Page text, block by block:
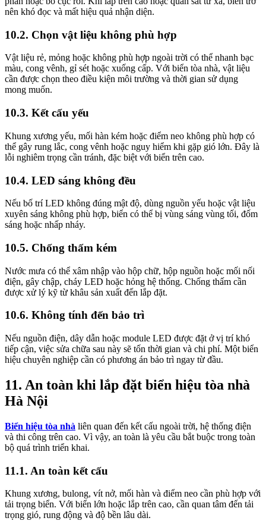
nên khó đọc và mất hiệu quả nhận diện.
10.2. Chọn vật liệu không phù hợp
Vật liệu rẻ, mỏng hoặc không phù hợp ngoài trời có thể nhanh bạc
màu, cong vênh, gỉ sét hoặc xuống cấp. Với biển tòa nhà, vật liệu
cần được chọn theo điều kiện môi trường và thời gian sử dụng
mong muốn.
10.3. Kết cấu yếu
Khung xương yếu, mối hàn kém hoặc điểm neo không phù hợp có
thể gây rung lắc, cong vênh hoặc nguy hiểm khi gặp gió lớn. Đây là
lỗi nghiêm trọng cần tránh, đặc biệt với biển trên cao.
10.4. LED sáng không đều
Nếu bố trí LED không đúng mật độ, dùng nguồn yếu hoặc vật liệu
xuyên sáng không phù hợp, biển có thể bị vùng sáng vùng tối, đốm
sáng hoặc nhấp nháy.
10.5. Chống thấm kém
Nước mưa có thể xâm nhập vào hộp chữ, hộp nguồn hoặc mối nối
điện, gây chập, cháy LED hoặc hỏng hệ thống. Chống thấm cần
được xử lý kỹ từ khâu sản xuất đến lắp đặt.
10.6. Không tính đến bảo trì
Nếu nguồn điện, dây dẫn hoặc module LED được đặt ở vị trí khó
tiếp cận, việc sửa chữa sau này sẽ tốn thời gian và chi phí. Một biển
hiệu chuyên nghiệp cần có phương án bảo trì ngay từ đầu.
11. An toàn khi lắp đặt biển hiệu tòa nhà
Hà Nội
Biển hiệu tòa nhà liên quan đến kết cấu ngoài trời, hệ thống điện
và thi công trên cao. Vì vậy, an toàn là yêu cầu bắt buộc trong toàn
bộ quá trình triển khai.
11.1. An toàn kết cấu
Khung xương, bulong, vít nở, mối hàn và điểm neo cần phù hợp với
tải trọng biển. Với biển lớn hoặc lắp trên cao, cần quan tâm đến tải
trọng gió, rung động và độ bền lâu dài.